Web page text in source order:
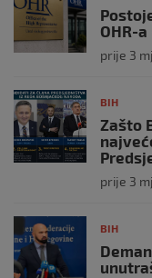
OHR-
prije 3
BIH
Zašto
prije 3
BIH